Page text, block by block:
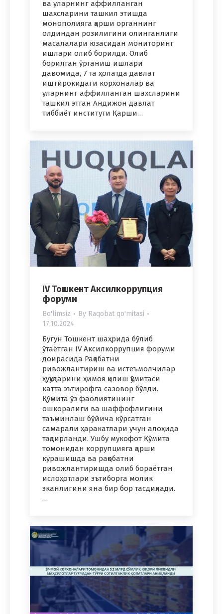
ва уларнинг аффилланган
шахсларини ташкил этишда
монополияга қарши органнинг
олдиндан розилигини олинганлиги
масалалари юзасидан мониторинг
ишлари олиб борилди. Олиб
борилган ўрганиш ишлари
давомида, 7 та ҳолатда давлат
иштирокидаги корхоналар ва
уларнинг аффилланган шахсларини
ташкил этган Андижон давлат
тиббиёт институти Қарши…
IV Тошкент Аксилкоррупция
форуми
Bo'limsiz By Raqobat qo'mitasi
17.10.2024
Бугун Тошкент шаҳрида бўлиб
ўтаётган IV Аксилкоррупция форуми
доирасида Рақобатни
ривожлантириш ва истеъмолчилар
ҳуқуқларини ҳимоя қилиш қўмитаси
катта эътирофга сазовор бўлди.
Қўмита ўз фаолиятининг
ошкоралиги ва шаффофлигини
таъминлаш бўйича кўрсатган
самарали ҳаракатлари учун алоҳида
тақдирланди. Ушбу мукофот Қўмита
томонидан коррупцияга қарши
курашишда ва рақобатни
ривожлантиришда олиб бораётган
ислоҳотлари эътиборга молик
эканлигини яна бир бор тасдиқлади.
…